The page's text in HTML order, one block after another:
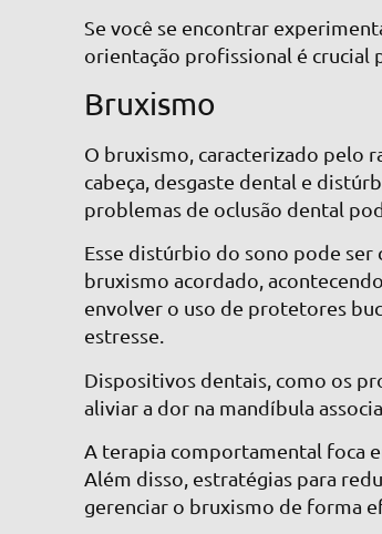
Se você se encontrar
orientação profissional é crucial
Bruxismo
O bruxismo, caracterizado pelo
cabeça, desgaste dental e
problemas de oclusão dental
Esse distúrbio do sono pode
bruxismo acordado,
envolver o uso de protetores
estresse.
Dispositivos dentais, como os
aliviar a dor na mandíbula
A terapia comportamental foca
Além disso, estratégias para
gerenciar o bruxismo de forma